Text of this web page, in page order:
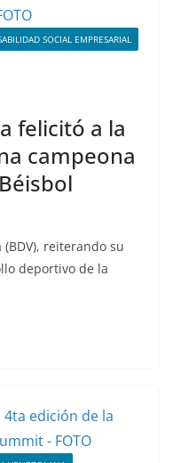
SOCIAL EMPRESARIAL
felicitó a la
campeona
(BDV), reiterando su
deportivo de la